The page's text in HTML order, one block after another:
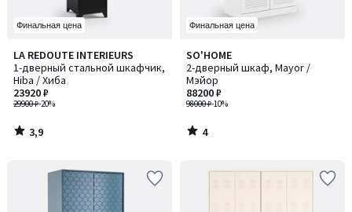
Финальная цена
LA REDOUTE INTERIEURS
1-дверный стальной шкафчик,
Hiba / Хиба
29900 ₽-20%
23920 ₽
3,9
/ 5
3,9
/
Финальная цена
SO'HOME
2-дверный шкаф, Mayor /
Мэйор
98000 ₽-10%
88200 ₽
4
/
5
4
/